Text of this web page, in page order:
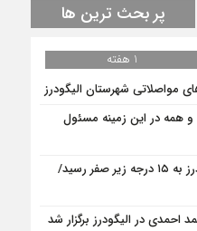
پر بحث ترین ها
1 هفته
در این زمینه مسئول
دمای هوای شب گذشته در الیگودرز به ۱۵ درجه زیر صفر رسید/
احمدی در الیگودرز برگزار شد